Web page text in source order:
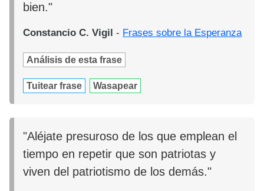
bien."
Constancio C. Vigil - Frases sobre la Esperanza
Análisis de esta frase
Tuitear frase Wasapear
"Aléjate presuroso de los que emplean el
tiempo en repetir que son patriotas y
viven del patriotismo de los demás."